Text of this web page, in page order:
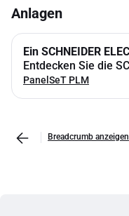
Anlagen
Ein SCHNEIDER
Entdecken Sie die
PanelSeT PLM
Breadcrumb anzeigen